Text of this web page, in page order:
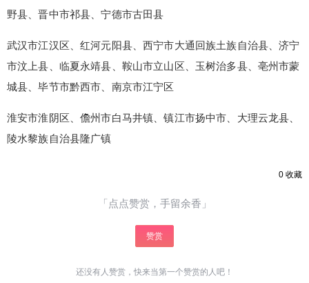
野县、晋中市祁县、宁德市古田县
武汉市江汉区、红河元阳县、西宁市大通回族土族自治县、济宁
市汶上县、临夏永靖县、鞍山市立山区、玉树治多县、亳州市蒙
城县、毕节市黔西市、南京市江宁区
淮安市淮阴区、儋州市白马井镇、镇江市扬中市、大理云龙县、
陵水黎族自治县隆广镇
0 收藏
「点点赞赏，手留余香」
赞赏
还没有人赞赏，快来当第一个赞赏的人吧！